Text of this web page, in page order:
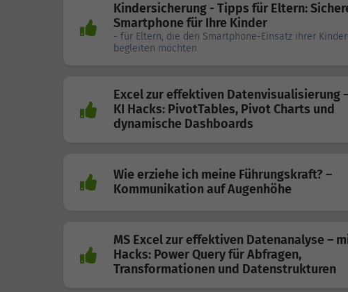
Kindersicherung - Tipps für Eltern:
Smartphone für Ihre Kinder
- für Eltern, die den Smartphone-Einsatz ihrer
begleiten möchten
Excel zur effektiven Datenvisualisierung
KI Hacks: PivotTables, Pivot Charts und
dynamische Dashboards
Wie erziehe ich meine Führungskraft? –
Kommunikation auf Augenhöhe
MS Excel zur effektiven Datenanalyse –
Hacks: Power Query für Abfragen,
Transformationen und Datenstrukturen